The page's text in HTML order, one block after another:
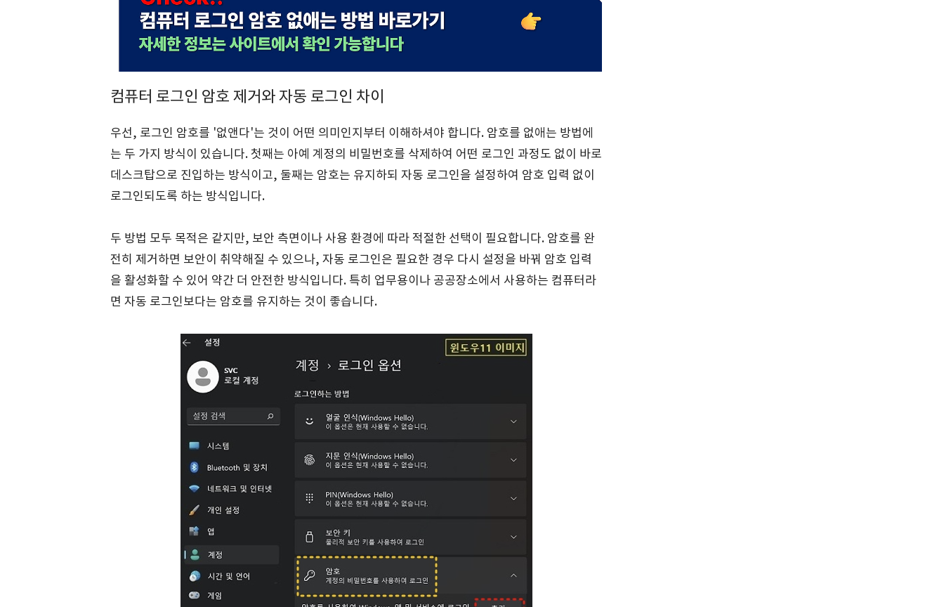
컴퓨터 로그인 암호 제거와 자동 로그인 차이
우선, 로그인 암호를 '없앤다'는 것이 어떤 의미인지부터 이해하셔야 합니다. 암호를 없애는 방법에
는 두 가지 방식이 있습니다. 첫째는 아예 계정의 비밀번호를 삭제하여 어떤 로그인 과정도 없이 바로
데스크탑으로 진입하는 방식이고, 둘째는 암호는 유지하되 자동 로그인을 설정하여 암호 입력 없이
로그인되도록 하는 방식입니다.
두 방법 모두 목적은 같지만, 보안 측면이나 사용 환경에 따라 적절한 선택이 필요합니다. 암호를 완
전히 제거하면 보안이 취약해질 수 있으나, 자동 로그인은 필요한 경우 다시 설정을 바꿔 암호 입력
을 활성화할 수 있어 약간 더 안전한 방식입니다. 특히 업무용이나 공공장소에서 사용하는 컴퓨터라
면 자동 로그인보다는 암호를 유지하는 것이 좋습니다.